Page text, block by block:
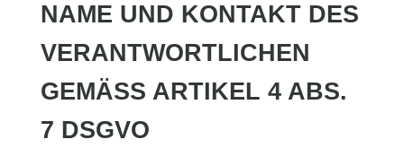
NAME UND KONTAKT DES
VERANTWORTLICHEN
GEMÄSS ARTIKEL 4 ABS. 7
DSGVO